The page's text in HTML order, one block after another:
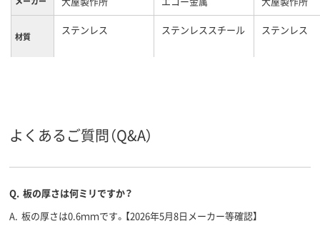
材質 ステンレス ステンレススチール ステンレス
よくあるご質問（Q&A）
Q. 板の厚さは何ミリですか？
A. 板の厚さは0.6ｍｍです。【2026年5月8日メーカー等確認】